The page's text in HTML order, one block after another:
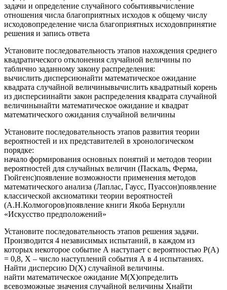
задачи и определение случайного событиявычисление
отношения числа благоприятных исходов к общему числу
исходовопределение числа благоприятных исходовпринятие
решения и запись ответа
Установите последовательность этапов нахождения среднего
квадратического отклонения случайной величины по
таблично заданному закону распределения:
вычислить дисперсиюнайти математическое ожидание
квадрата случайной величинывычислить квадратный корень
из дисперсиинайти закон распределения квадрата случайной
величинынайти математическое ожидание и квадрат
математического ожидания случайной величины
Установите последовательность этапов развития теории
вероятностей и их представителей в хронологическом
порядке:
начало формирования основных понятий и методов теории
вероятностей для случайных величин (Паскаль, Ферма,
Гюйгенс)появление возможности применения методов
математического анализа (Лаплас, Гаусс, Пуассон)появление
классической аксиоматики теории вероятностей
(А.Н.Колмогоров)появление книги Якоба Бернулли
«Искусство предположений»
Установите последовательность этапов решения задачи.
Производится 4 независимых испытаний, в каждом из
которых некоторое событие А наступает с вероятностью Р(А)
= 0,8, Х – число наступлений события А в 4 испытаниях.
Найти дисперсию D(Х) случайной величины.
найти математическое ожидание M(X)определить
всевозможные значения случайной величины Xнайти